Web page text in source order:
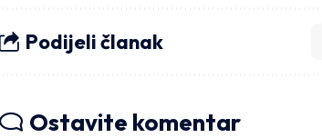
Podijeli članak
Ostavite komentar